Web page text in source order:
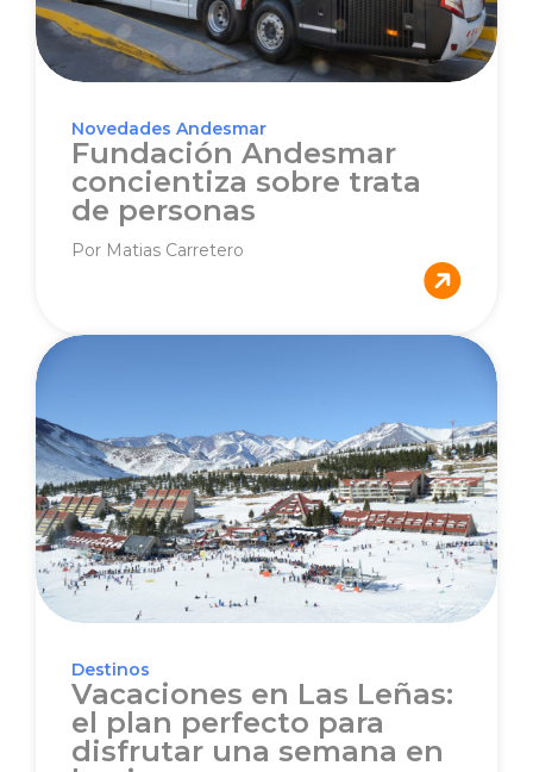
Novedades Andesmar
Fundación Andesmar
concientiza sobre trata
de personas
Por Matias Carretero
Destinos
Vacaciones en Las Leñas:
el plan perfecto para
disfrutar una semana en